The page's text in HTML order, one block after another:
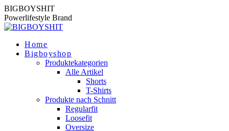
Zum
Inhalt
springen
BIGBOYSHIT
Powerlifestyle Brand
Home
Bigboyshop
Produktekategorien
Alle Artikel
Shorts
T-Shirts
Produkte nach Schnitt
Regularfit
Loosefit
Oversize